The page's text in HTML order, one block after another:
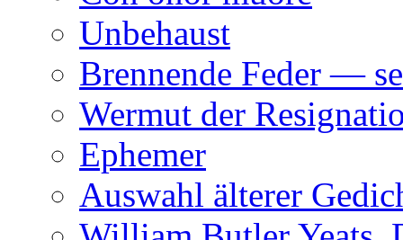
Unbehaust
Brennende Feder —
Wermut der
Ephemer
Auswahl älterer